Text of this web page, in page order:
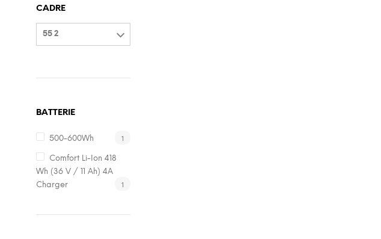
CADRE
55 2
BATTERIE
500-600Wh 1
Comfort Li-Ion 418
Wh (36 V / 11 Ah) 4A
Charger
1